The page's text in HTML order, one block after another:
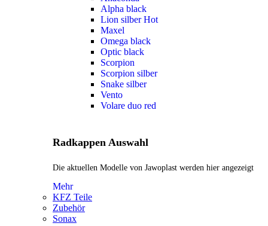
Alpha black
Lion silberHot
Maxel
Omega black
Optic black
Scorpion
Scorpion silber
Snake silber
Vento
Volare duo red
Radkappen Auswahl
Die aktuellen Modelle von Jawoplast werden hier angezeigt
Mehr
KFZ Teile
Zubehör
Sonax